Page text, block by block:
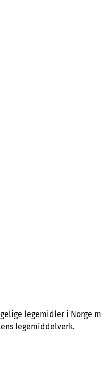
legemidler i Norge
legemiddelverk.